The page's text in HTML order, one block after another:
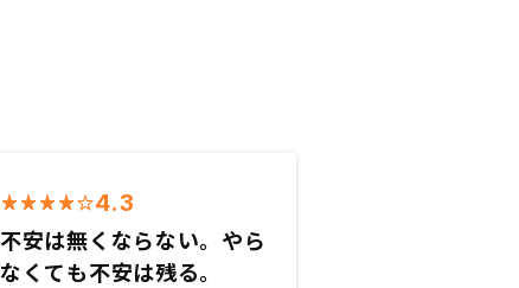
4.3
不安は無くならない。やら
なくても不安は残る。